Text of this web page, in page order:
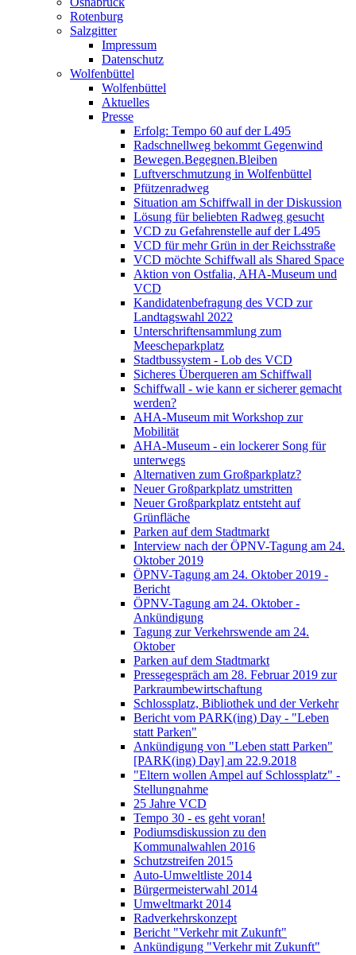
Rotenburg
Salzgitter
Impressum
Datenschutz
Wolfenbüttel
Wolfenbüttel
Aktuelles
Presse
Erfolg: Tempo 60 auf der L495
Radschnellweg bekommt Gegenwind
Bewegen.Begegnen.Bleiben
Luftverschmutzung in Wolfenbüttel
Pfützenradweg
Situation am Schiffwall in der Diskussion
Lösung für beliebten Radweg gesucht
VCD zu Gefahrenstelle auf der L495
VCD für mehr Grün in der Reichsstraße
VCD möchte Schiffwall als Shared Space
Aktion von Ostfalia, AHA-Museum und
VCD
Kandidatenbefragung des VCD zur
Landtagswahl 2022
Unterschriftensammlung zum
Meescheparkplatz
Stadtbussystem - Lob des VCD
Sicheres Überqueren am Schiffwall
Schiffwall - wie kann er sicherer gemacht
werden?
AHA-Museum mit Workshop zur
Mobilität
AHA-Museum - ein lockerer Song für
unterwegs
Alternativen zum Großparkplatz?
Neuer Großparkplatz umstritten
Neuer Großparkplatz entsteht auf
Grünfläche
Parken auf dem Stadtmarkt
Interview nach der ÖPNV-Tagung am 24.
Oktober 2019
ÖPNV-Tagung am 24. Oktober 2019 -
Bericht
ÖPNV-Tagung am 24. Oktober -
Ankündigung
Tagung zur Verkehrswende am 24.
Oktober
Parken auf dem Stadtmarkt
Pressegespräch am 28. Februar 2019 zur
Parkraumbewirtschaftung
Schlossplatz, Bibliothek und der Verkehr
Bericht vom PARK(ing) Day - "Leben
statt Parken"
Ankündigung von "Leben statt Parken"
[PARK(ing) Day] am 22.9.2018
"Eltern wollen Ampel auf Schlossplatz" -
Stellungnahme
25 Jahre VCD
Tempo 30 - es geht voran!
Podiumsdiskussion zu den
Kommunalwahlen 2016
Schutzstreifen 2015
Auto-Umweltliste 2014
Bürgermeisterwahl 2014
Umweltmarkt 2014
Radverkehrskonzept
Bericht "Verkehr mit Zukunft"
Ankündigung "Verkehr mit Zukunft"